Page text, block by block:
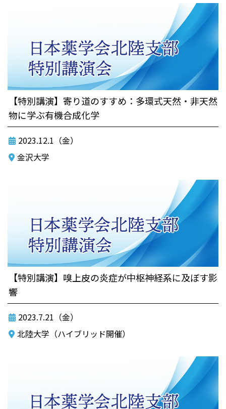
【特別講演】寄り道のすすめ：多環式天然・非天然
物に学ぶ有機合成化学
2023.12.1（金）
金沢大学
【特別講演】嗅上皮の炎症が中枢神経系に及ぼす影
響
2023.7.21（金）
北陸大学（ハイブリッド開催）